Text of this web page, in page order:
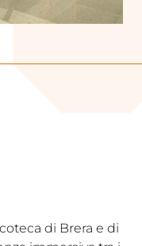
di Brera e di